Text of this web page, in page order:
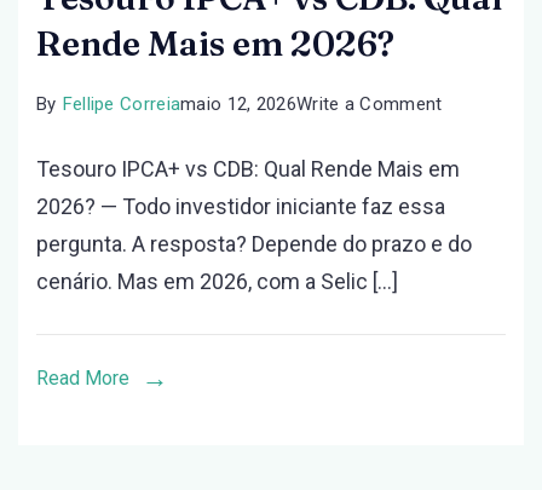
Rende Mais em 2026?
By Fellipe Correiamaio 12, 2026Write a Commenton
IPCA+
vs
CDB:
Tesouro IPCA+ vs CDB: Qual Rende Mais em
2026? — Todo investidor iniciante faz essa
pergunta. A resposta? Depende do prazo e do
cenário. Mas em 2026, com a Selic […]
Read More